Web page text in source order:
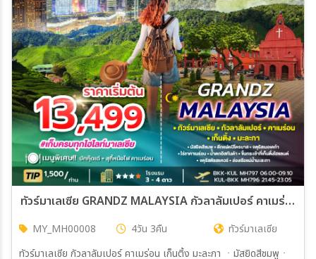
ทัวร์มาเลเซีย GRANDZ MALAYSIA กัวลาลัมเปอร์ คาเมร่อน เก็นติ้ง มะละกา 4วัน 3คืน (MH)
MY_MH00008 4วัน 3คืน
ทัวร์มาเลเซีย
ทัวร์มาเลเซีย กัวลาลัมเปอร์ คาเมร่อน เก็นติ้ง มะละกา ㆍมัสยิดสีชมพูㆍ